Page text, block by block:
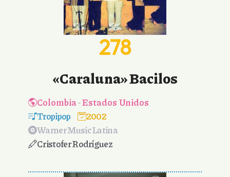
278
«Caraluna» Bacilos
Colombia-Estados Unidos
Tropipop
2002
Warner Music Latina
Cristofer Rodríguez